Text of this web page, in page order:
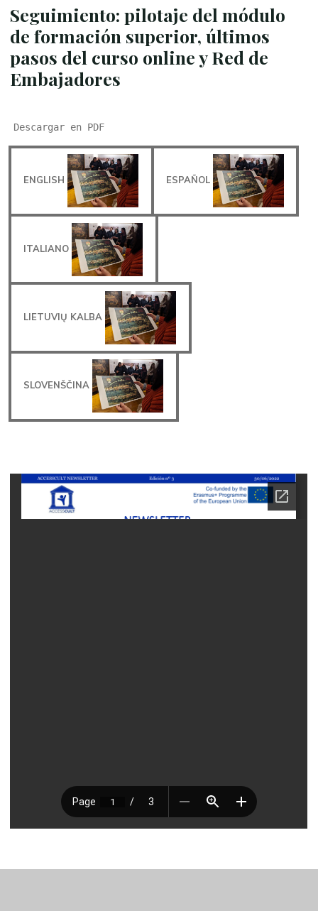
Seguimiento: pilotaje del módulo
de formación superior, últimos
pasos del curso online y Red de
Embajadores
Descargar en PDF
ENGLISH ESPAÑOL
ITALIANO
LIETUVIŲ KALBA
SLOVENŠČINA